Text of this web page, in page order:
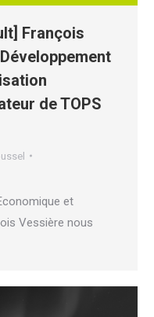
François
de TOPS
et
Vessière nous